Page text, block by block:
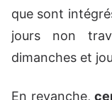
que sont
jours non
dimanches et
En revanche,